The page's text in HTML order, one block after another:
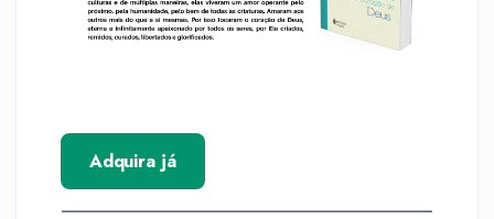
Adquira já
__________________________________________